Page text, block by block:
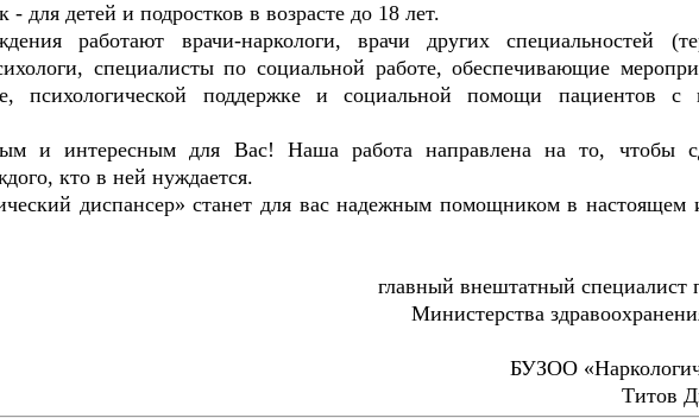
для детей и подростков в возрасте до 18 лет.
работают врачи-наркологи, врачи других специальностей
специалисты по социальной работе, обеспечивающие
психологической поддержке и социальной помощи пациентов с
и интересным для Вас! Наша работа направлена на то, чтобы
кто в ней нуждается.
диспансер» станет для вас надежным помощником в настоящем
главный внештатный специалист
Министерства
БУЗОО
Титов